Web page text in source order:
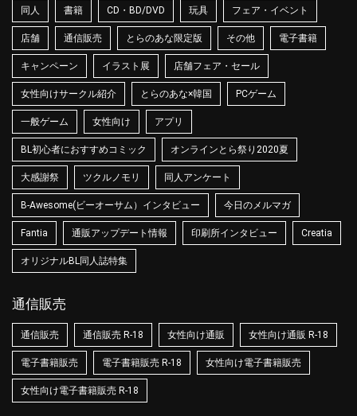
同人 書籍 CD・BD/DVD 玩具 フェア・イベント
店舗 通信販売 とらのあな限定版 その他 電子書籍
キャンペーン イラスト展 店舗フェア・セール
女性向けサークル紹介 とらのあな×韓国 PCゲーム
一般ゲーム 女性向け アプリ
BL初心者におすすめコミック オンラインとら祭り2020夏
大感謝祭 ツクルノモリ 同人アンケート
B-Awesome(ビーオーサム）インタビュー 今日のメルマガ
Fantia 通販アップデート情報 印刷所インタビュー Creatia
オリジナルBL同人誌特集
通信販売
通信販売 通信販売 R-18 女性向け通販 女性向け通販 R-18
電子書籍販売 電子書籍販売 R-18 女性向け電子書籍販売
女性向け電子書籍販売 R-18